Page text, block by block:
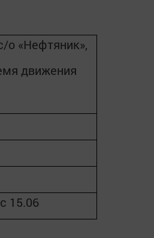
о «Нефтяник»,
движения
15.06